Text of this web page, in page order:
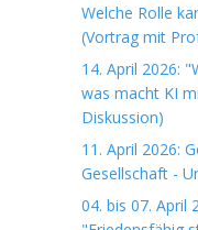
Welche Rolle
(Vortrag mit
14. April 2026:
was macht KI
Diskussion)
11. April 2026:
Gesellschaft -
04. bis 07. April